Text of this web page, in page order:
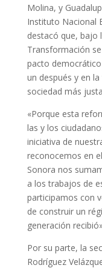
Molina, y
Instituto Nacional
destacó que, bajo
Transformación
pacto
un después y en
sociedad más
«Porque esta
las y los
iniciativa de
reconocemos en
Sonora nos
a los trabajos de
participamos con
de construir un
generación
Por su parte, la
Rodríguez